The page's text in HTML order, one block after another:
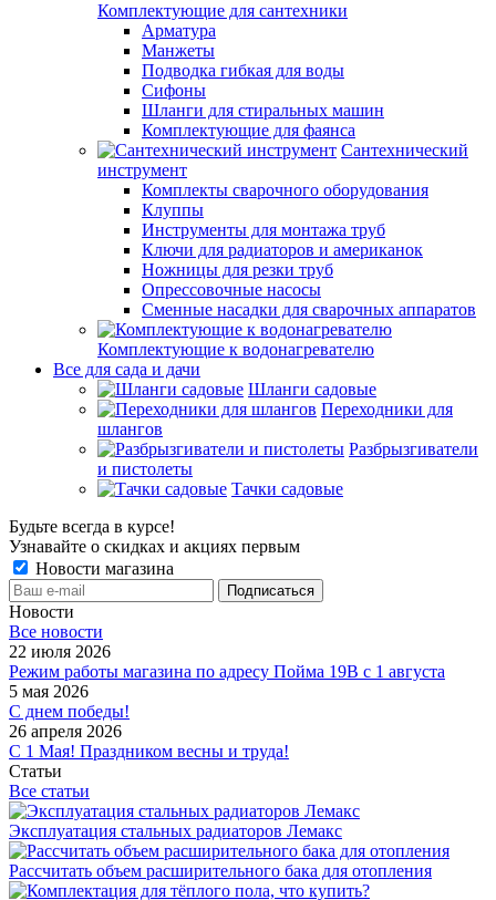
Комплектующие для сантехники
Арматура
Манжеты
Подводка гибкая для воды
Сифоны
Шланги для стиральных машин
Комплектующие для фаянса
Сантехнический
инструмент
Комплекты сварочного оборудования
Клуппы
Инструменты для монтажа труб
Ключи для радиаторов и американок
Ножницы для резки труб
Опрессовочные насосы
Сменные насадки для сварочных аппаратов
Комплектующие к водонагревателю
Все для сада и дачи
Шланги садовые
Переходники для
шлангов
Разбрызгиватели
и пистолеты
Тачки садовые
Будьте всегда в курсе!
Узнавайте о скидках и акциях первым
Новости магазина
Новости
Все новости
22 июля 2026
Режим работы магазина по адресу Пойма 19В с 1 августа
5 мая 2026
С днем победы!
26 апреля 2026
С 1 Мая! Праздником весны и труда!
Статьи
Все статьи
Эксплуатация стальных радиаторов Лемакс
Рассчитать объем расширительного бака для отопления